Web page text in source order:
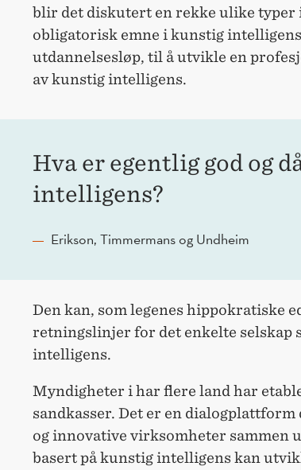
blir det diskutert en rekke ulike
obligatorisk emne i kunstig
utdannelsesløp, til å utvikle en
av kunstig intelligens.
Hva er egentlig god og
intelligens?
Erikson, Timmermans og Undheim
Den kan, som legenes hippokratiske
retningslinjer for det enkelte selskap
intelligens.
Myndigheter i har flere land har
sandkasser. Det er en
og innovative virksomheter sammen
basert på kunstig intelligens kan